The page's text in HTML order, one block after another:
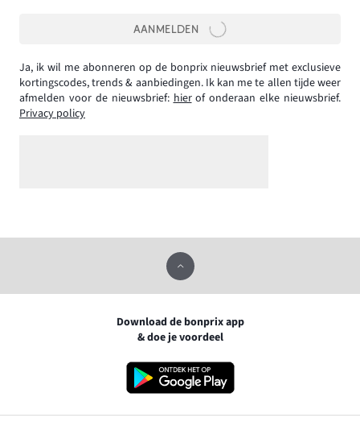
AANMELDEN
Ja, ik wil me abonneren op de bonprix nieuwsbrief met exclusieve
kortingscodes, trends & aanbiedingen. Ik kan me te allen tijde weer
afmelden voor de nieuwsbrief: hierof onderaan elke nieuwsbrief.
Privacy policy
Download de bonprix app
& doe je voordeel